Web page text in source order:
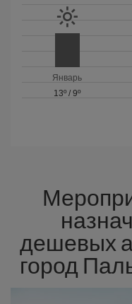
Январь
13º /9º
дешевых
город